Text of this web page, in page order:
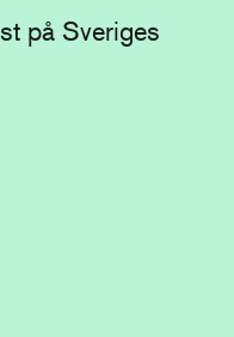
på Sveriges